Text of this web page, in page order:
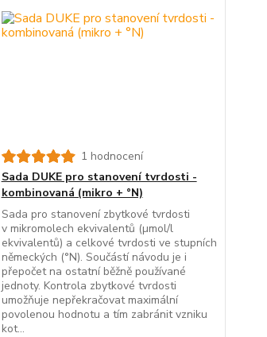
1 hodnocení
Sada DUKE pro stanovení tvrdosti -
kombinovaná (mikro + °N)
Sada pro stanovení zbytkové tvrdosti
v mikromolech ekvivalentů (µmol/l
ekvivalentů) a celkové tvrdosti ve stupních
německých (°N). Součástí návodu je i
přepočet na ostatní běžně používané
jednoty. Kontrola zbytkové tvrdosti
umožňuje nepřekračovat maximální
povolenou hodnotu a tím zabránit vzniku
kot...